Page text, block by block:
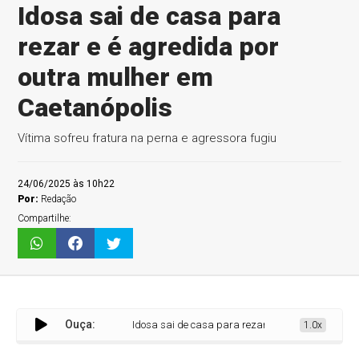
Idosa sai de casa para
rezar e é agredida por
outra mulher em
Caetanópolis
Vítima sofreu fratura na perna e agressora fugiu
24/06/2025 às 10h22
Por: Redação
Compartilhe:
Ouça:Idosa sai de casa para rezar e é agredida por outra
1.0x